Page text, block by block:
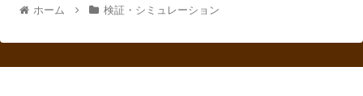
ホーム 検証・シミュレーション